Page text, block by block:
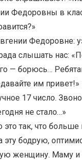
Федоровны в
Федоровне:
слышать нас:
— борюсь…
им привет!»
17 число.
не стало…»
это так, что больше
эту бодрую,
женщину. Маму и